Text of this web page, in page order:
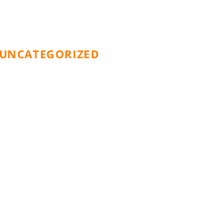
UNCATEGORIZED